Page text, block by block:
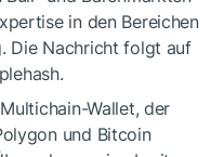
in den Bereichen
Die Nachricht folgt auf
Wallet, der
und Bitcoin